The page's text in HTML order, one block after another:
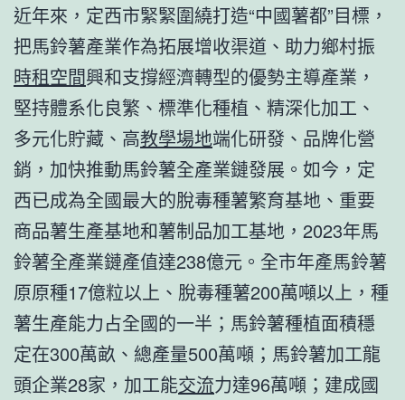
近年來，定西市緊緊圍繞打造“中國薯都”目標，
把馬鈴薯產業作為拓展增收渠道、助力鄉村振
時租空間興和支撐經濟轉型的優勢主導產業，
堅持體系化良繁、標準化種植、精深化加工、
多元化貯藏、高教學場地端化研發、品牌化營
銷，加快推動馬鈴薯全產業鏈發展。如今，定
西已成為全國最大的脫毒種薯繁育基地、重要
商品薯生產基地和薯制品加工基地，2023年馬
鈴薯全產業鏈產值達238億元。全市年產馬鈴薯
原原種17億粒以上、脫毒種薯200萬噸以上，種
薯生產能力占全國的一半；馬鈴薯種植面積穩
定在300萬畝、總產量500萬噸；馬鈴薯加工龍
頭企業28家，加工能交流力達96萬噸；建成國